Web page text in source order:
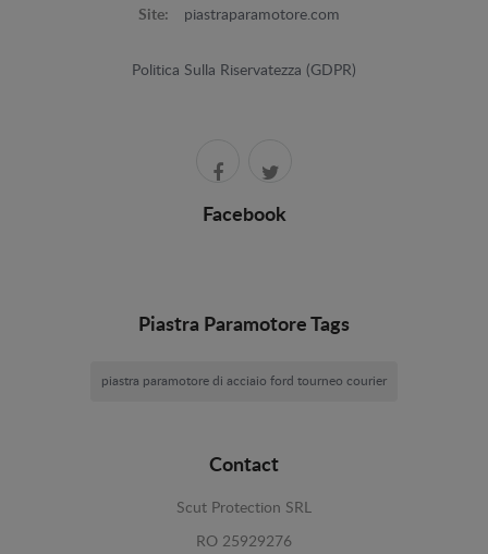
Site: piastraparamotore.com
Politica Sulla Riservatezza (GDPR)
Facebook
Piastra Paramotore Tags
piastra paramotore di acciaio ford tourneo courier
Contact
Scut Protection SRL
RO 25929276